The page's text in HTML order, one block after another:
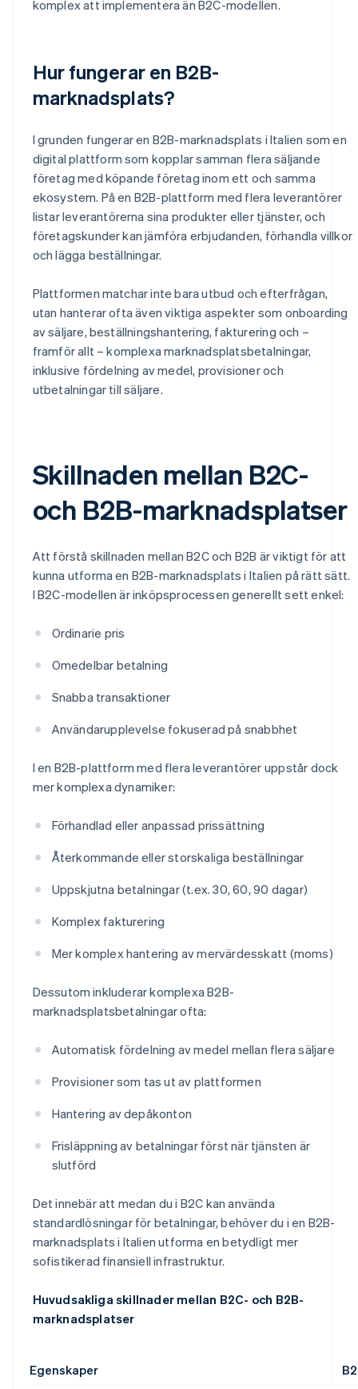
komplex att implementera än B2C-modellen.
Hur fungerar en B2B-
marknadsplats?
I grunden fungerar en B2B-marknadsplats i Italien som en
digital plattform som kopplar samman flera säljande
företag med köpande företag inom ett och samma
ekosystem. På en B2B-plattform med flera leverantörer
listar leverantörerna sina produkter eller tjänster, och
företagskunder kan jämföra erbjudanden, förhandla villkor
och lägga beställningar.
Plattformen matchar inte bara utbud och efterfrågan,
utan hanterar ofta även viktiga aspekter som onboarding
av säljare, beställningshantering, fakturering och –
framför allt – komplexa marknadsplatsbetalningar,
inklusive fördelning av medel, provisioner och
utbetalningar till säljare.
Skillnaden mellan B2C-
och B2B-marknadsplatser
Att förstå skillnaden mellan B2C och B2B är viktigt för att
kunna utforma en B2B-marknadsplats i Italien på rätt sätt.
I B2C-modellen är inköpsprocessen generellt sett enkel:
Ordinarie pris
Omedelbar betalning
Snabba transaktioner
Användarupplevelse fokuserad på snabbhet
I en B2B-plattform med flera leverantörer uppstår dock
mer komplexa dynamiker:
Förhandlad eller anpassad prissättning
Återkommande eller storskaliga beställningar
Uppskjutna betalningar (t.ex. 30, 60, 90 dagar)
Komplex fakturering
Mer komplex hantering av mervärdesskatt (moms)
Dessutom inkluderar komplexa B2B-
marknadsplatsbetalningar ofta:
Automatisk fördelning av medel mellan flera säljare
Provisioner som tas ut av plattformen
Hantering av depåkonton
Frisläppning av betalningar först när tjänsten är
slutförd
Det innebär att medan du i B2C kan använda
standardlösningar för betalningar, behöver du i en B2B-
marknadsplats i Italien utforma en betydligt mer
sofistikerad finansiell infrastruktur.
Huvudsakliga skillnader mellan B2C- och B2B-
marknadsplatser
Egenskaper